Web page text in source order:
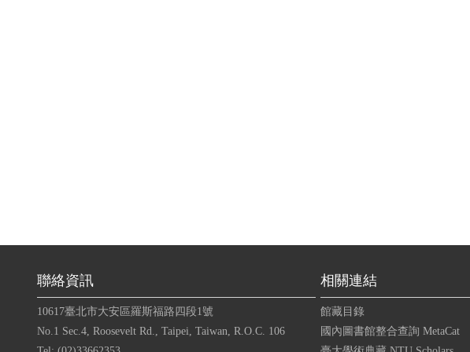
聯絡資訊
10617臺北市大安區羅斯福路四段1號
No.1 Sec.4, Roosevelt Rd., Taipei, Taiwan, R.O.C. 106
相關連結
館藏目錄
國內圖書館整合查詢 MetaCat